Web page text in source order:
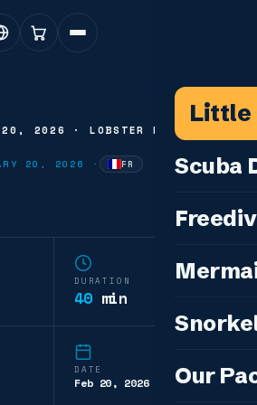
Little
Scuba
Courses
Our
IDC —
Coaching
Sunset &
Our
20, 2026 · LOBSTER ROCK
20, 2026 · FR
—WRITTEN IN FRENCH
DURATION
40min
DATE
Feb 20, 2026